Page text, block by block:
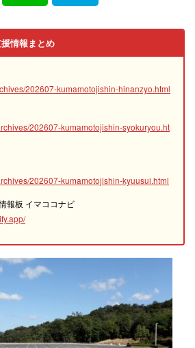
情報まとめ
202607-kumamotojishin-hinanzyo.html
202607-kumamotojishin-syokuryou.ht
202607-kumamotojishin-kyuusui.html
報板 イマココナビ